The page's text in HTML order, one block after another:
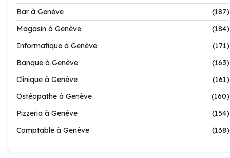
Bar à Genève
(187)
Magasin à Genève
(184)
Informatique à Genève
(171)
Banque à Genève
(163)
Clinique à Genève
(161)
Ostéopathe à Genève
(160)
Pizzeria à Genève
(154)
Comptable à Genève
(138)